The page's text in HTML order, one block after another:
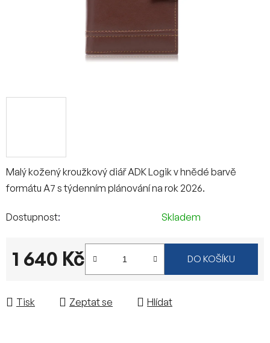
Malý kožený kroužkový diář ADK Logik v hnědé barvě
formátu A7 s týdenním plánování na rok 2026.
Dostupnost Skladem
1 640 Kč DO KOŠÍKU
Tisk Zeptat se Hlídat